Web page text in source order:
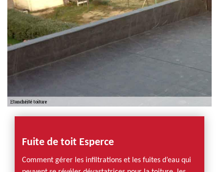
Fuite de toit Esperce
Comment gérer les infiltrations et les fuites d’eau qui